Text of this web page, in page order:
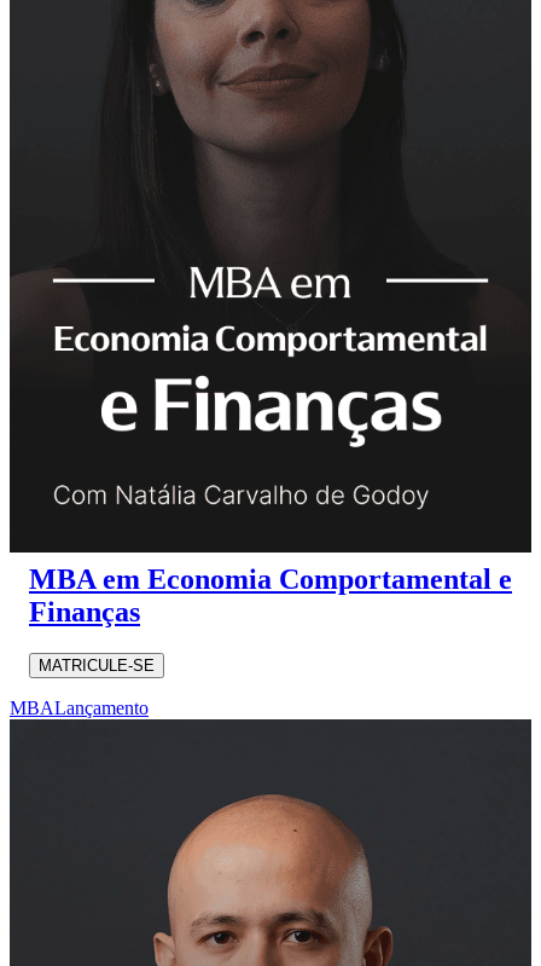
MBA em Economia Comportamental e
Finanças
MATRICULE-SE
MBALançamento